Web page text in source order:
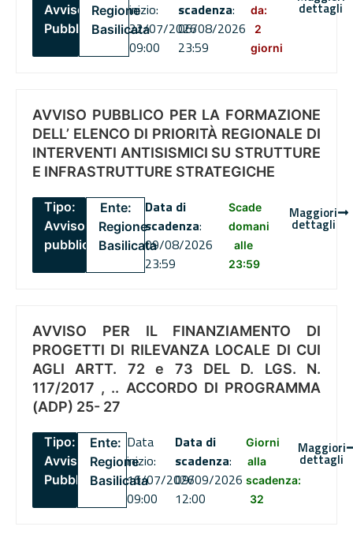
Avviso
Pubblico
Regione
Basilicata
inizio:
22/07/2026
09:00
scadenza:
06/08/2026
23:59
da:
2
giorni
dettagli
AVVISO PUBBLICO PER LA FORMAZIONE
DELL’ ELENCO DI PRIORITÀ REGIONALE DI
INTERVENTI ANTISISMICI SU STRUTTURE
E INFRASTRUTTURE STRATEGICHE
Tipo:
Avviso
pubblico
Ente:
Regione
Basilicata
Data di
scadenza:
09/08/2026
23:59
Scade
domani
alle
23:59
Maggiori
dettagli
AVVISO PER IL FINANZIAMENTO DI
PROGETTI DI RILEVANZA LOCALE DI CUI
AGLI ARTT. 72 e 73 DEL D. LGS. N.
117/2017 , .. ACCORDO DI PROGRAMMA
(ADP) 25- 27
Tipo:
Avviso
Pubblico
Ente:
Regione
Basilicata
Data
inizio:
16/07/2026
09:00
Data di
scadenza:
09/09/2026
12:00
Giorni
alla
scadenza:
32
Maggiori
dettagli